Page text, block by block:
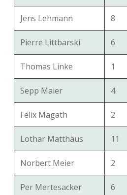
Jens Lehmann 8
Pierre Littbarski 6
Thomas Linke 1
Sepp Maier 4
Felix Magath 2
Lothar Matthäus 11
Norbert Meier 2
Per Mertesacker 6